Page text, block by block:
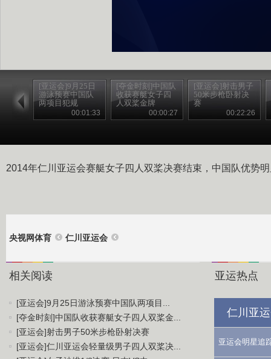
[亚运会]9月25日
游泳预赛中国队
两项目犯规
00:01:33
[夺金时刻]中国队
收获赛艇女子四
人双桨金牌
00:00:27
[亚运会]射击男子
50米步枪卧射决
赛
00:22:26
2014年仁川亚运会赛艇女子四人双桨决赛结束，中国队优势
央视网体育 仁川亚运会
相关阅读
[亚运会]9月25日游泳预赛中国队两项目...
[夺金时刻]中国队收获赛艇女子四人双桨金...
[亚运会]射击男子50米步枪卧射决赛
[亚运会]仁川亚运会轻量级男子四人双桨决...
亚运热点
仁川亚
亚运会明星追